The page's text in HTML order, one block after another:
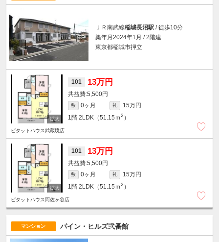
ＪＲ南武線稲城長沼駅 / 徒歩10分
築年月2024年1月 / 2階建
東京都稲城市押立
101 13万円
5,500円
敷 0ヶ月 礼
15万円
1階 2LDK（51.15ｍ2 ）
ピタットハウス武蔵境店
101 13万円
5,500円
敷 0ヶ月 礼
15万円
1階 2LDK（51.15ｍ2 ）
ピタットハウス阿佐ヶ谷店
マンション パイン・ヒルズ弐番館